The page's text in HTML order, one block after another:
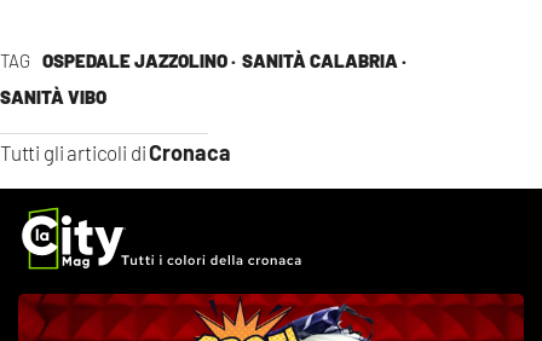
TAG OSPEDALE JAZZOLINO · SANITÀ CALABRIA ·
SANITÀ VIBO
Tutti gli articoli diCronaca